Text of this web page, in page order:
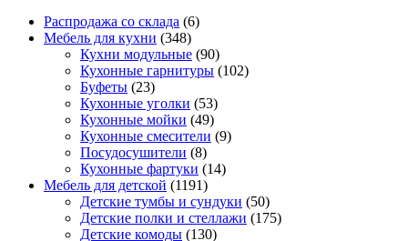
Распродажа со склада (6)
Мебель для кухни (348)
Кухни модульные (90)
Кухонные гарнитуры (102)
Буфеты (23)
Кухонные уголки (53)
Кухонные мойки (49)
Кухонные смесители (9)
Посудосушители (8)
Кухонные фартуки (14)
Мебель для детской (1191)
Детские тумбы и сундуки (50)
Детские полки и стеллажи (175)
Детские комоды (130)